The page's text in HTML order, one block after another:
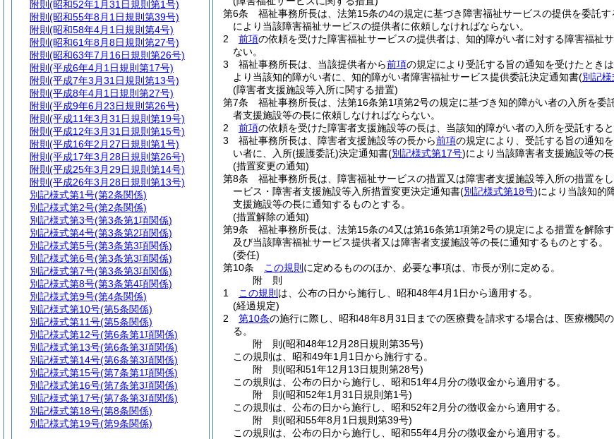
第6条
福祉事務所長は、法第15条の4の規定に基づき障害福祉サービスの提供を委託
により当該障害福祉サービスの提供者に依頼しなければならない。
2
前項の依頼を受けた障害福祉サービスの提供者は、知的障がい者に対する障害福祉
ない。
3
福祉事務所長は、当該提供者から前項の規定により受託する旨の通知を受けたとき
より当該知的障がい者に、知的障がい者障害福祉サービス提供委託決定通知書(別記
(障害者支援施設等入所に関する措置)
第7条
福祉事務所長は、法第16条第1項第2号の規定に基づき知的障がい者の入所を委
者支援施設等の長に依頼しなければならない。
2
前項の依頼を受けた障害者支援施設等の長は、当該知的障がい者の入所を受託する
3
福祉事務所長は、障害者支援施設等の長から前項の規定により、受託する旨の通知
い者に、入所(援護委託)決定通知書(別記様式第17号)により当該障害者支援施設等の
(措置変更の通知)
第8条
福祉事務所長は、障害福祉サービスの措置又は障害者支援施設等入所の措置を
ービス・障害者支援施設等入所措置変更決定通知書(別記様式第18号)により当該知的
支援施設等の長に通知するものとする。
(措置解除の通知)
第9条
福祉事務所長は、法第15条の4又は第16条第1項第2号の規定による措置を解除
及び当該障害福祉サービス提供者又は障害者支援施設等の長に通知するものとする。
(委任)
第10条
この規則 に定めるもののほか、必要な事項は、市長が別に定める。
附 則
1
この規則 は、公布の日から施行し、昭和48年4月1日から適用する。
(経過規定)
2
第10条の施行に際し、昭和48年8月31日までの医療費を請求する場合は、医療機関
る。
附 則(昭和48年12月28日規則第35号)
この規則は、昭和49年1月1日から施行する。
附 則(昭和51年12月13日規則第28号)
この規則は、公布の日から施行し、昭和51年4月分の徴収金から適用する。
附 則(昭和52年1月31日規則第1号)
この規則は、公布の日から施行し、昭和52年2月分の徴収金から適用する。
附 則(昭和55年8月1日規則第39号)
この規則は、公布の日から施行し、昭和55年4月分の徴収金から適用する。
附則 (昭和52年1月31日規則第1号)
附則 (昭和55年8月1日規則第39号)
附則 (昭和58年4月1日規則第4号)
附則 (昭和61年8月8日規則第27号)
附則 (昭和63年7月16日規則第26号)
附則 (平成6年4月1日規則第17号)
附則 (平成7年3月31日規則第13号)
附則 (平成8年4月1日規則第27号)
附則 (平成9年6月23日規則第26号)
附則 (平成11年3月31日規則第19号)
附則 (平成12年3月31日規則第15号)
附則 (平成16年2月27日規則第1号)
附則 (平成17年3月28日規則第26号)
附則 (平成25年3月29日規則第14号)
附則 (平成26年3月28日規則第13号)
別記様式第1号(第2条関係)
別記様式第2号(第2条関係)
別記様式第3号(第3条第1項関係)
別記様式第4号(第3条第2項関係)
別記様式第5号(第3条第3項関係)
別記様式第6号(第3条第3項関係)
別記様式第7号(第3条第3項関係)
別記様式第8号(第3条第4項関係)
別記様式第9号(第4条関係)
別記様式第10号(第5条関係)
別記様式第11号(第5条関係)
別記様式第12号(第6条第1項関係)
別記様式第13号(第6条第3項関係)
別記様式第14号(第6条第3項関係)
別記様式第15号(第7条第1項関係)
別記様式第16号(第7条第3項関係)
別記様式第17号(第7条第3項関係)
別記様式第18号(第8条関係)
別記様式第19号(第9条関係)